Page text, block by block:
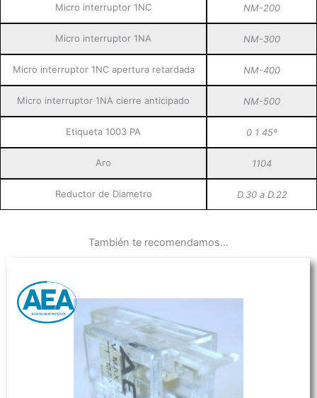
Micro interruptor 1NC NM-200
Micro interruptor 1NA NM-300
Micro interruptor 1NC apertura retardada NM-400
Micro interruptor 1NA cierre anticipado NM-500
Etiqueta 1003 PA 0 1 45º
Aro 1104
Reductor de Diametro D.30 a D.22
También te recomendamos…